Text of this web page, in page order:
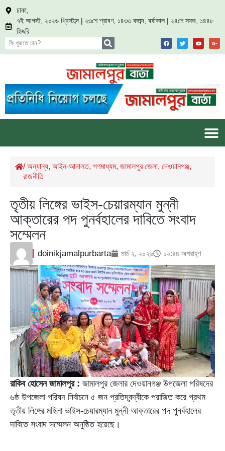
ঢাকা,
৭ই আগস্ট, ২০২৬ খ্রিস্টাব্দ | ২৩শে শ্রাবণ, ১৪৩৩ বঙ্গাব্দ, বর্ষাকাল | ২৪শে সফর, ১৪৪৮
হিজরি
/অন্যান্য, আইন-আদালত, গণমাধ্যম, জামালপুর জেলা, দেওয়ানগঞ্জ,
রাজনীতি
তৃতীয় লিঙ্গের ভাইস-চেয়ারম্যান মুন্নী
আক্তারের পদ পুনর্বহালের দাবিতে সংবাদ
সম্মেলন
doinikjamalpurbarta মার্চ ২, ২০২৬ ১২:৪৪ অপরাহ্ণ
রাকিব হোসেন জামালপুর : জামালপুর জেলার দেওয়ানগঞ্জ উপজেলা পরিষদের
৬ষ্ঠ উপজেলা পরিষদ নির্বাচনে ৫ জন প্রতিদ্বন্দ্বীকে পরাজিত করে প্রথম
তৃতীয় লিঙ্গের মহিলা ভাইস-চেয়ারম্যান মুন্নী আক্তারের পদ পুনর্বহালের
দাবিতে সংবাদ সম্মেলন অনুষ্ঠিত হয়েছে।